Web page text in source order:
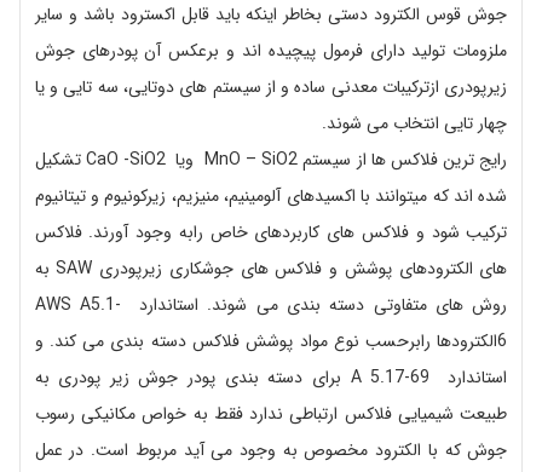
جوش قوس الکترود دستی بخاطر اینکه باید قابل اکسترود باشد و سایر
ملزومات تولید دارای فرمول پیچیده اند و برعکس آن پودرهای جوش
زیرپودری ازترکیبات معدنی ساده و از سیستم های دوتایی، سه تایی و یا
چهار تایی انتخاب می شوند.
رایج ترین فلاکس ها از سیستم MnO – SiO2 ویا CaO -SiO2 تشکیل
شده اند که میتوانند با اکسیدهای آلومینیم، منیزیم، زیرکونیوم و تیتانیوم
ترکیب شود و فلاکس های کاربردهای خاص رابه وجود آورند. فلاکس
های الکترودهای پوشش و فلاکس های جوشکاری زیرپودری SAW به
روش های متفاوتی دسته بندی می شوند. استاندارد AWS A5.1-
6الکترودها رابرحسب نوع مواد پوشش فلاکس دسته بندی می کند. و
استاندارد A 5.17-69 برای دسته بندی پودر جوش زیر پودری به
طبیعت شیمیایی فلاکس ارتباطی ندارد فقط به خواص مکانیکی رسوب
جوش که با الکترود مخصوص به وجود می آید مربوط است. در عمل